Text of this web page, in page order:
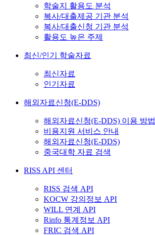
학술지 활용도 분석
복사/대출제공 기관 분석
복사/대출신청 기관 분석
활용도 높은 주제
최신/인기 학술자료
최신자료
인기자료
해외자료신청(E-DDS)
해외자료신청(E-DDS) 이용 방법
비용지원 서비스 안내
해외자료신청(E-DDS)
중국대학 자료 검색
RISS API 센터
RISS 검색 API
KOCW 강의정보 API
WILL 연계 API
Rinfo 통계정보 API
FRIC 검색 API